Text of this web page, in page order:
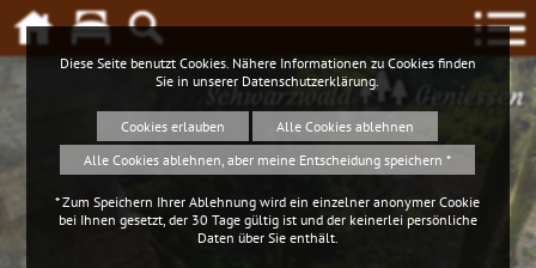
Schwarzwald Geniessen
Diese Seite benutzt Cookies. Nähere Informationen zu Cookies finden
Sie in unserer Datenschutzerklärung.
Cookies erlauben
Alle Cookies ablehnen
Alle Cookies ablehnen, aber meine Entscheidung speichern *
* Zum Speichern Ihrer Ablehnung wird ein einzelner anonymer Cookie
bei Ihnen gesetzt, der 30 Tage gültig ist und der keinerlei persönliche
Daten über Sie enthält.